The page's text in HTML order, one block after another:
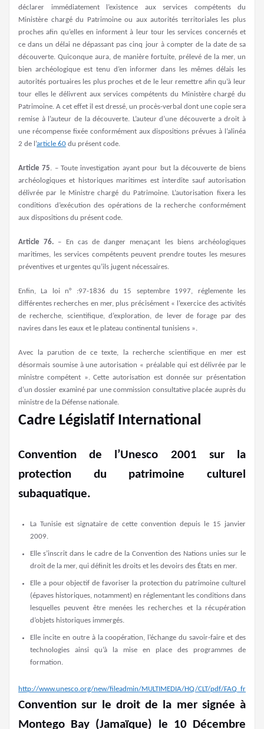
déclarer immédiatement l’existence aux services compétents du
Ministère chargé du Patrimoine ou aux autorités territoriales les plus
proches afin qu’elles en informent à leur tour les services concernés et
ce dans un délai ne dépassant pas cinq jour à compter de la date de sa
découverte. Quiconque aura, de manière fortuite, prélevé de la mer, un
bien archéologique est tenu d’en informer dans les mêmes délais les
autorités portuaires les plus proches et de le leur remettre afin qu’à leur
tour elles le délivrent aux services compétents du Ministère chargé du
Patrimoine. A cet effet il est dressé, un procès-verbal dont une copie sera
remise à l’auteur de la découverte. L’auteur d’une découverte a droit à
une récompense fixée conformément aux dispositions prévues à l’alinéa
2 de l’article 60 du présent code.
Article 75. – Toute investigation ayant pour but la découverte de biens
archéologiques et historiques maritimes est interdite sauf autorisation
délivrée par le Ministre chargé du Patrimoine. L’autorisation fixera les
conditions d’exécution des opérations de la recherche conformément
aux dispositions du présent code.
Article 76. – En cas de danger menaçant les biens archéologiques
maritimes, les services compétents peuvent prendre toutes les mesures
préventives et urgentes qu’ils jugent nécessaires.
Enfin, La loi n° :97-1836 du 15 septembre 1997, réglemente les
différentes recherches en mer, plus précisément « l’exercice des activités
de recherche, scientifique, d’exploration, de lever de forage par des
navires dans les eaux et le plateau continental tunisiens ».
Avec la parution de ce texte, la recherche scientifique en mer est
désormais soumise à une autorisation « préalable qui est délivrée par le
ministre compétent ». Cette autorisation est donnée sur présentation
d’un dossier examiné par une commission consultative placée auprès du
ministre de la Défense nationale.
Cadre Législatif International
Convention de l’Unesco 2001 sur la
protection du patrimoine culturel
subaquatique.
La Tunisie est signataire de cette convention depuis le 15 janvier
2009.
Elle s’inscrit dans le cadre de la Convention des Nations unies sur le
droit de la mer, qui définit les droits et les devoirs des États en mer.
Elle a pour objectif de favoriser la protection du patrimoine culturel
(épaves historiques, notamment) en réglementant les conditions dans
lesquelles peuvent être menées les recherches et la récupération
d’objets historiques immergés.
Elle incite en outre à la coopération, l’échange du savoir-faire et des
technologies ainsi qu’à la mise en place des programmes de
formation.
http://www.unesco.org/new/fileadmin/MULTIMEDIA/HQ/CLT/pdf/FAQ_fr.pdf
Convention sur le droit de la mer signée à
Montego Bay (Jamaïque) le 10 Décembre